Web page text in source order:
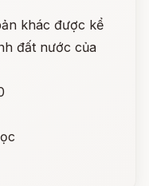
khác được kể
đất nước của